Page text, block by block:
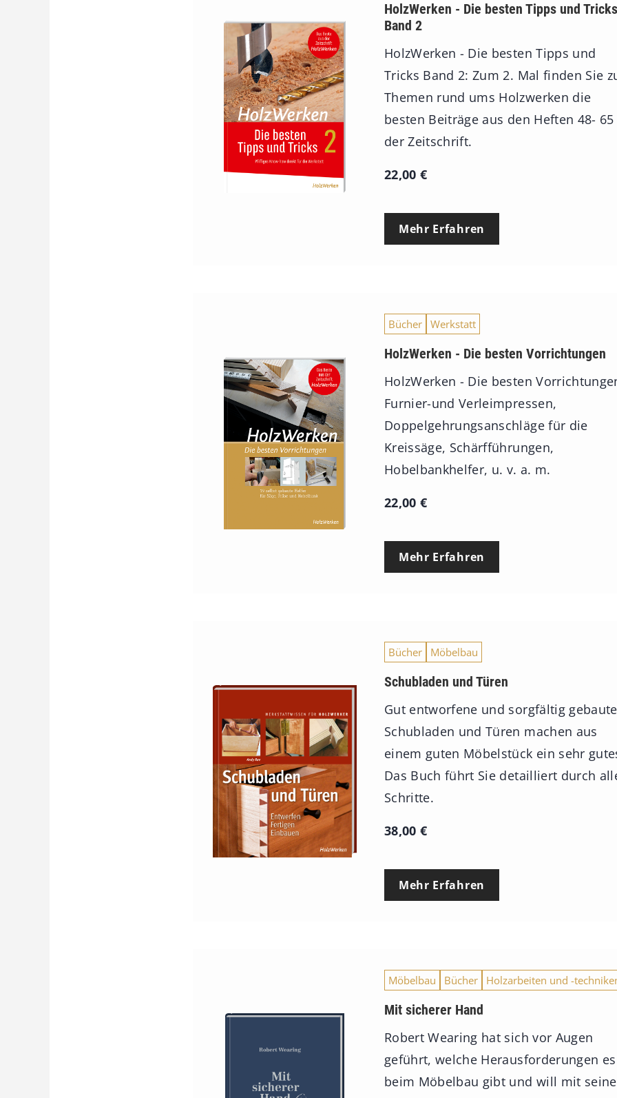
HolzWerken - Die besten Tipps und Tricks
Band 2
HolzWerken - Die besten Tipps und
Tricks Band 2: Zum 2. Mal finden Sie
Themen rund ums Holzwerken die
besten Beiträge aus den Heften 48- 65
der Zeitschrift.
22,00 €
Mehr Erfahren
Bücher Werkstatt
HolzWerken - Die besten Vorrichtungen
HolzWerken - Die besten
Furnier-und Verleimpressen,
Doppelgehrungsanschläge für die
Kreissäge, Schärfführungen,
Hobelbankhelfer, u. v. a. m.
22,00 €
Mehr Erfahren
Bücher Möbelbau
Schubladen und Türen
Gut entworfene und sorgfältig gebaute
Schubladen und Türen machen aus
einem guten Möbelstück ein sehr
Das Buch führt Sie detailliert durch
Schritte.
38,00 €
Mehr Erfahren
Möbelbau Bücher Holzarbeiten und -
Mit sicherer Hand
Robert Wearing hat sich vor Augen
geführt, welche Herausforderungen es
beim Möbelbau gibt und will mit